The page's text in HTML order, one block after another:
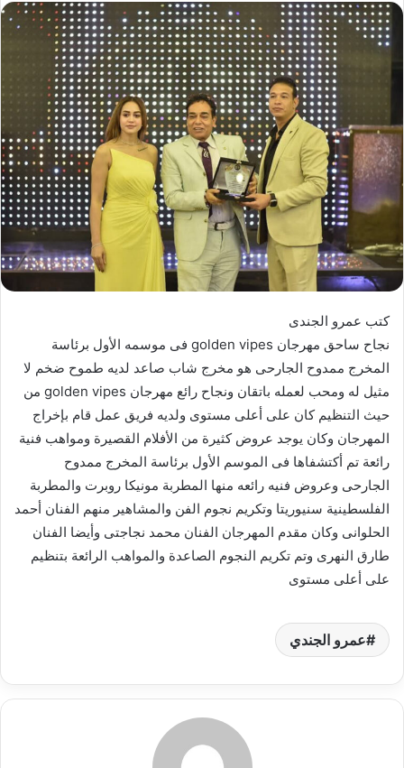
س
ل
ب
ر
ي
د
إ
ي
كتب عمرو الجندى
نجاح ساحق مهرجان golden vipes فى موسمه الأول برئاسة
المخرج ممدوح الجارحى هو مخرج شاب صاعد لديه طموح ضخم لا
مثيل له ومحب لعمله باتقان ونجاح رائع مهرجان golden vipes من
حيث التنظيم كان على أعلى مستوى ولديه فريق عمل قام بإخراج
المهرجان وكان يوجد عروض كثيرة من الأفلام القصيرة ومواهب فنية
رائعة تم أكتشفاها فى الموسم الأول برئاسة المخرج ممدوح
الجارحى وعروض فنيه رائعه منها المطربة مونيكا روبرت والمطربة
الفلسطينية سنيوريتا وتكريم نجوم الفن والمشاهير منهم الفنان أحمد
الحلوانى وكان مقدم المهرجان الفنان محمد نجاجتى وأيضا الفنان
طارق النهرى وتم تكريم النجوم الصاعدة والمواهب الرائعة بتنظيم
على أعلى مستوى
عمرو الجندي